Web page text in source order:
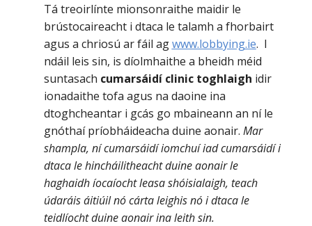
Tá treoirlínte mionsonraithe maidir le
brústocaireacht i dtaca le talamh a fhorbairt
agus a chriosú ar fáil agwww.lobbying.ie. I
ndáil leis sin, is díolmhaithe a bheidh méid
suntasach cumarsáidí clinic toghlaigh idir
ionadaithe tofa agus na daoine ina
dtoghcheantar i gcás go mbaineann an ní le
gnóthaí príobháideacha duine aonair. Mar
shampla, ní cumarsáidí iomchuí iad cumarsáidí i
dtaca le hincháilitheacht duine aonair le
haghaidh íocaíocht leasa shóisialaigh, teach
údaráis áitiúil nó cárta leighis nó i dtaca le
teidlíocht duine aonair ina leith sin.